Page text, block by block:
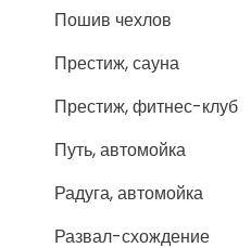
Пошив чехлов
Престиж, сауна
Престиж, фитнес-клуб
Путь, автомойка
Радуга, автомойка
Развал-схождение